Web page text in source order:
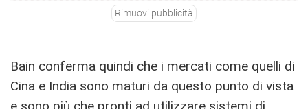
Rimuovi pubblicità
Bain conferma quindi che i mercati come quelli di
Cina e India sono maturi da questo punto di vista
e sono più che pronti ad utilizzare sistemi di